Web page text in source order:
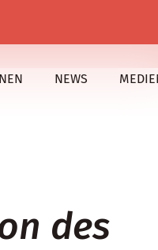
NEWS
des